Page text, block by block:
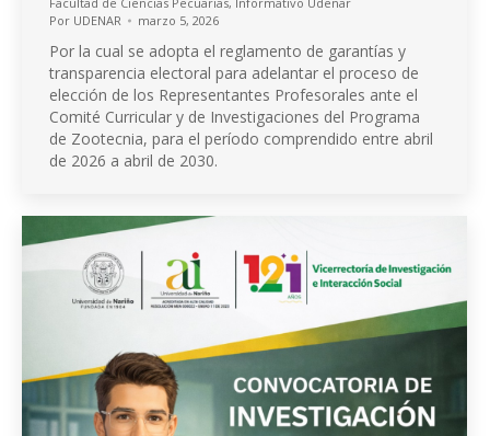
Por UDENAR marzo 5, 2026
Por la cual se adopta el reglamento de garantías y
transparencia electoral para adelantar el proceso de
elección de los Representantes Profesorales ante el
Comité Curricular y de Investigaciones del Programa
de Zootecnia, para el período comprendido entre abril
de 2026 a abril de 2030.